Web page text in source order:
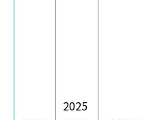
2025